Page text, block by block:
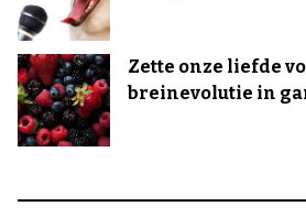
Zette onze liefde
breinevolutie in